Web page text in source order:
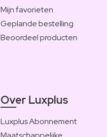
Mijn favorieten
Geplande bestelling
Beoordeel producten
Over Luxplus
Luxplus Abonnement